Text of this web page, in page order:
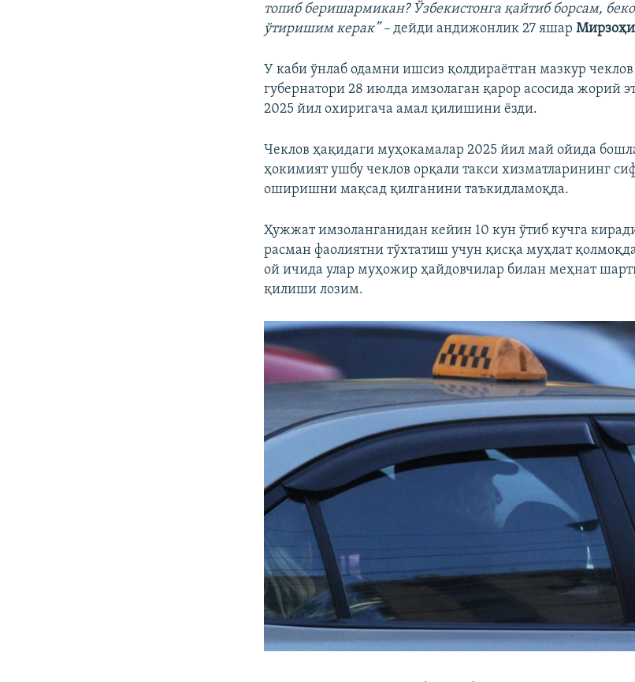
топиб беришармикан? Ўзбекистонга қайтиб борсам,
ўтиришим керак” –дейди андижонлик 27 яшар
У каби ўнлаб одамни ишсиз қолдираётган мазкур
губернатори 28 июлда имзолаган қарор асосида жорий
2025 йил охиригача амал қилишини ёзди.
Чеклов ҳақидаги муҳокамалар 2025 йил май ойида
ҳокимият ушбу чеклов орқали такси хизматларининг
оширишни мақсад қилганини таъкидламоқда.
Ҳужжат имзоланганидан кейин 10 кун ўтиб кучга
расман фаолиятни тўхтатиш учун қисқа муҳлат
ой ичида улар муҳожир ҳайдовчилар билан меҳнат
қилиши лозим.